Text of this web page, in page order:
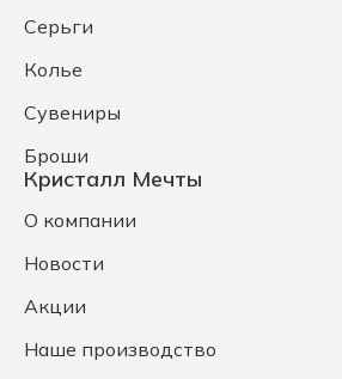
Серьги
Колье
Сувениры
Броши
Кристалл Мечты
О компании
Новости
Акции
Наше производство